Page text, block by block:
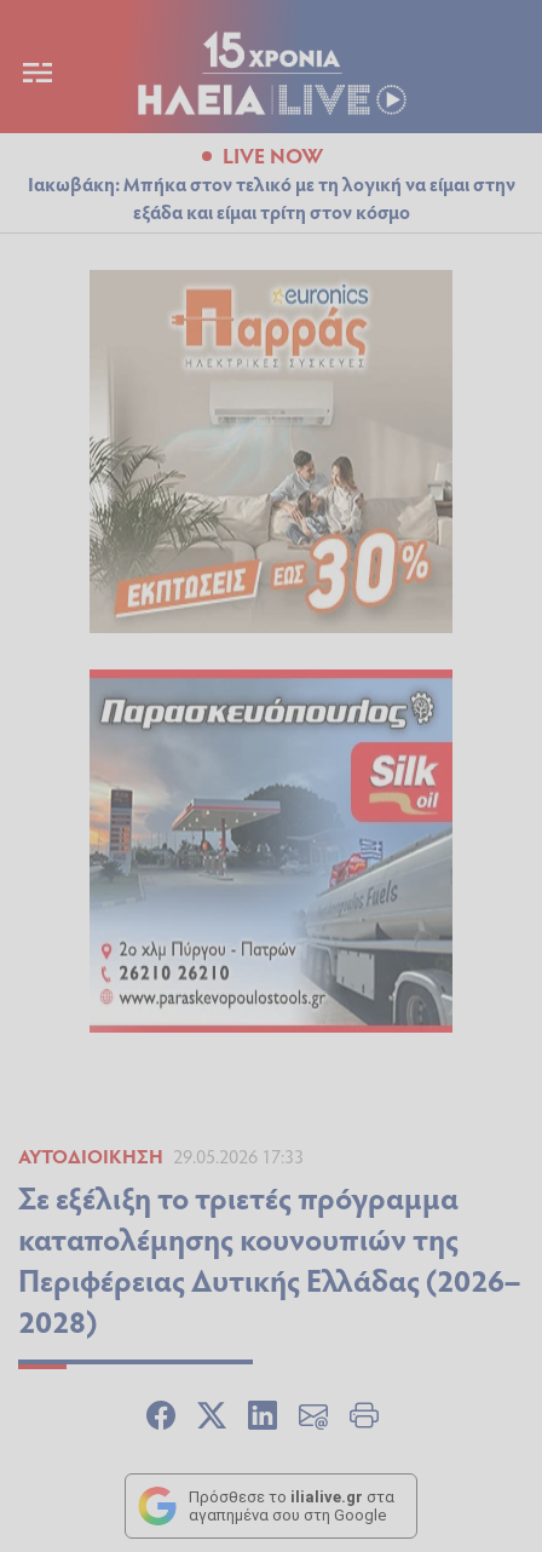
LIVE NOW
Ιακωβάκη: Μπήκα στον τελικό με τη λογική να είμαι στην
εξάδα και είμαι τρίτη στον κόσμο
ΑΥΤΟΔΙΟΊΚΗΣΗ 29.05.2026 17:33
Σε εξέλιξη το τριετές πρόγραμμα
καταπολέμησης κουνουπιών της
Περιφέρειας Δυτικής Ελλάδας (2026–
2028)
Πρόσθεσε το ilialive.gr στα
αγαπημένα σου στη Google